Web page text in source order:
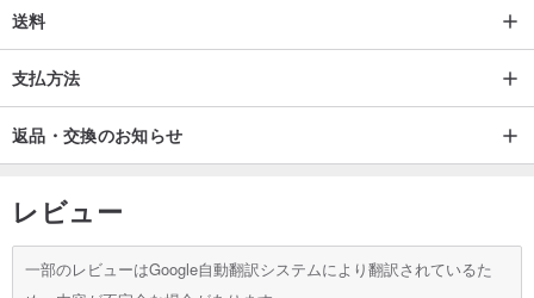
錆に簡単に銅のハードウェアの付属品、
ダブテール継手伝統的なデザイン、固体外観
ブランド名：西工房
中国
原産地中国/手作り
送料
支払方法
返品・交換のお知らせ
レビュー
一部のレビューはGoogle自動翻訳システムにより翻訳されているた